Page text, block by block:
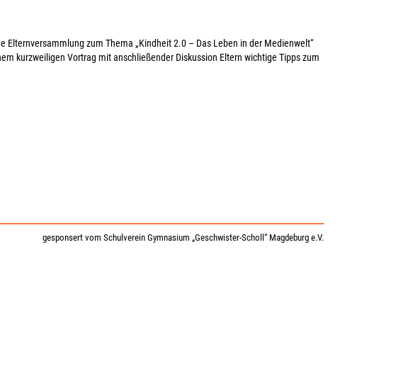
zum Thema „Kindheit 2.0 – Das Leben in der Medienwelt“
kurzweiligen Vortrag mit anschließender Diskussion Eltern wichtige Tipps zum
gesponsert vom Schulverein Gymnasium „Geschwister-Scholl“ Magdeburg e.V.